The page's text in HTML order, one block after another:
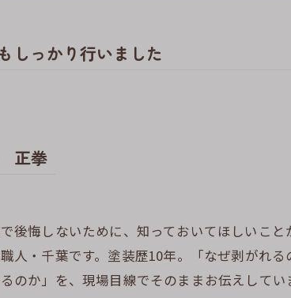
しっかり行いました
正拳
後悔しないために、知っておいてほしいこと
人・千葉です。塗装歴10年。「なぜ剥がれ
のか」を、現場目線でそのままお伝えしてい